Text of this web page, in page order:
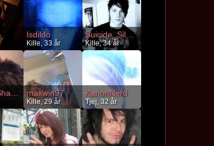
Isdildo
Kille, 33 år
Suicide_Silence
Kille, 34 år
maxwin97
Kille, 29 år
KanonNerd
Tjej, 32 år